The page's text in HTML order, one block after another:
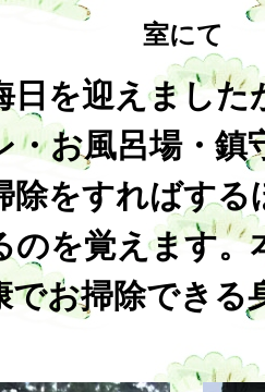
室にて
日を迎えました
・お風呂場・鎮
除をすればす
のを覚えます。
でお掃除できる